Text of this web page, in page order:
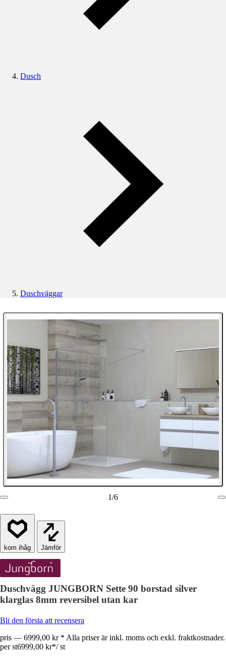
Dusch
Duschväggar
1/6
Jämför
Duschvägg JUNGBORN Sette 90 borstad silver
klarglas 8mm reversibel utan kar
Bli den första att recensera
pris — 6999,00 kr * Alla priser är inkl. moms och exkl. fraktkostnader.
per st6999,00 kr*/ st